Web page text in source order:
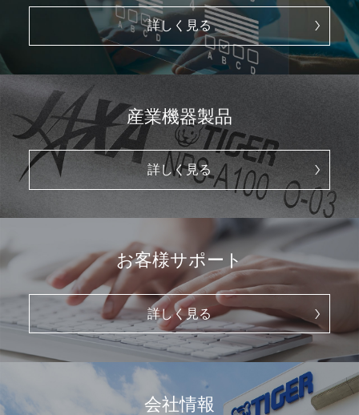
詳しく見る
産業機器製品
詳しく見る
お客様サポート
詳しく見る
会社情報